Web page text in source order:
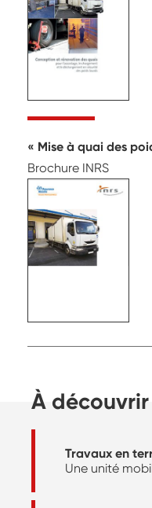
Mise à quai des
Brochure INRS
À découvrir
Travaux en
Une unité